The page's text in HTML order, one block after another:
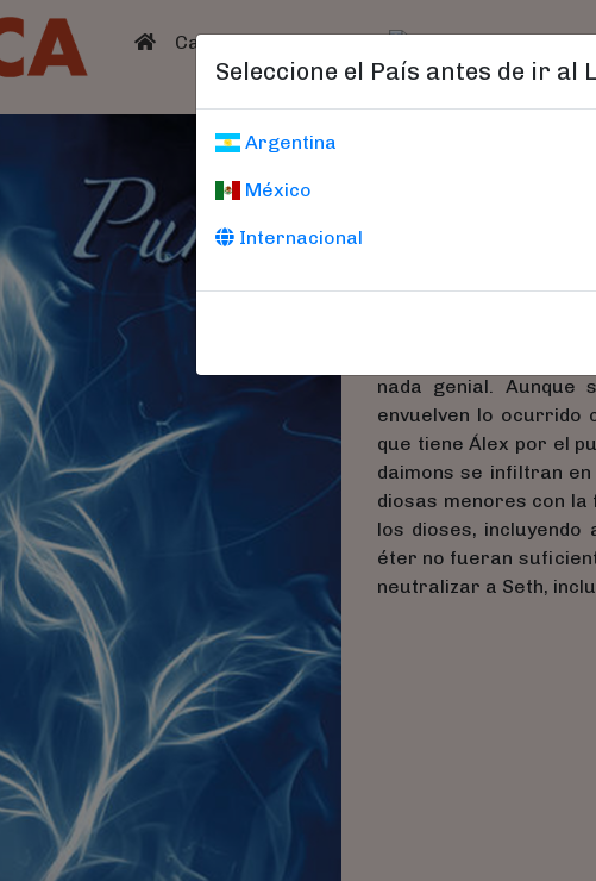
(current)
Catálogo Catálogo
Seleccione el País antes de ir al
Argentina
México
Internacional
Está la necesidad.
sobrenatural no es
Alexandria la sigue
salir de las clases y
nada genial. Aunque
envuelven lo ocurrido
que tiene Álex por el
daimons se infiltran
diosas menores con
los dioses,
éter no fueran
neutralizar a Seth,